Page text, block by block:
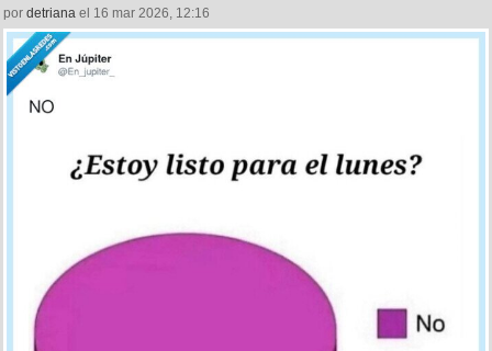
por detriana el 16 mar 2026, 12:16